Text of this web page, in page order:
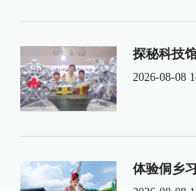
探秘科技
2026-08-08
体验侗乡